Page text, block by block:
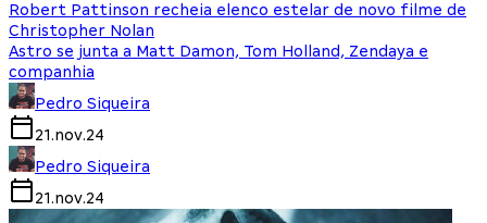
Robert Pattinson recheia elenco estelar de novo filme de
Christopher Nolan
Astro se junta a Matt Damon, Tom Holland, Zendaya e
companhia
Pedro Siqueira
21.nov.24
Pedro Siqueira
21.nov.24